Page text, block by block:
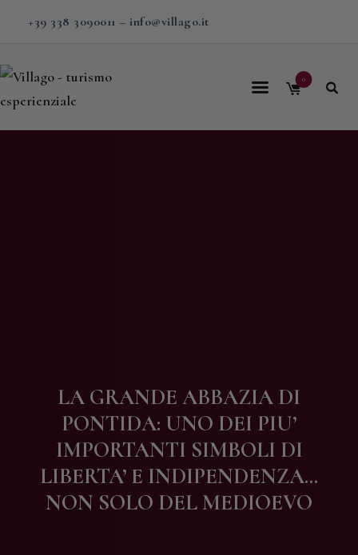
+39 338 3090011 – info@villago.it
0
LA GRANDE ABBAZIA DI
PONTIDA: UNO DEI PIU’
IMPORTANTI SIMBOLI DI
LIBERTA’ E INDIPENDENZA…
NON SOLO DEL MEDIOEVO
Home